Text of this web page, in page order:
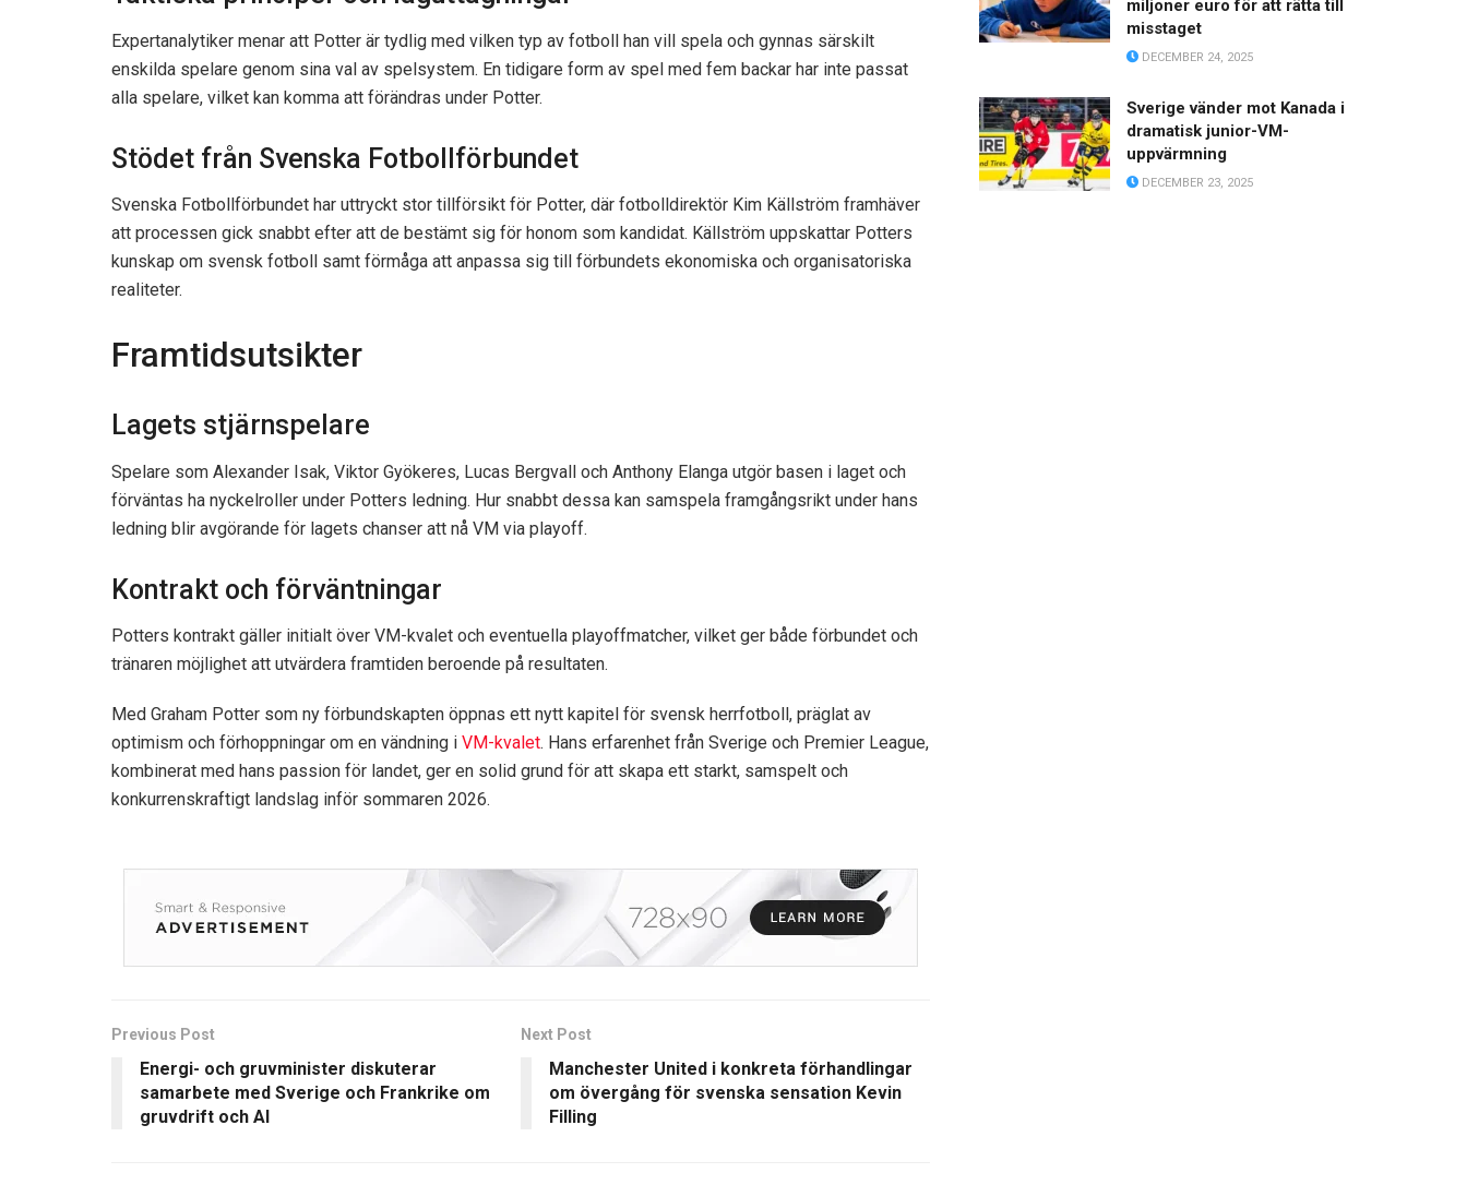
Expertanalytiker menar att Potter är tydlig med vilken typ av fotboll han vill spela och gynnas särskilt
enskilda spelare genom sina val av spelsystem. En tidigare form av spel med fem backar har inte passat
alla spelare, vilket kan komma att förändras under Potter.​
Stödet från Svenska Fotbollförbundet
Svenska Fotbollförbundet har uttryckt stor tillförsikt för Potter, där fotbolldirektör Kim Källström framhäver
att processen gick snabbt efter att de bestämt sig för honom som kandidat. Källström uppskattar Potters
kunskap om svensk fotboll samt förmåga att anpassa sig till förbundets ekonomiska och organisatoriska
realiteter.​
Framtidsutsikter
Lagets stjärnspelare
Spelare som Alexander Isak, Viktor Gyökeres, Lucas Bergvall och Anthony Elanga utgör basen i laget och
förväntas ha nyckelroller under Potters ledning. Hur snabbt dessa kan samspela framgångsrikt under hans
ledning blir avgörande för lagets chanser att nå VM via playoff.
Kontrakt och förväntningar
Potters kontrakt gäller initialt över VM-kvalet och eventuella playoffmatcher, vilket ger både förbundet och
tränaren möjlighet att utvärdera framtiden beroende på resultaten.
Med Graham Potter som ny förbundskapten öppnas ett nytt kapitel för svensk herrfotboll, präglat av
optimism och förhoppningar om en vändning i VM-kvalet. Hans erfarenhet från Sverige och Premier League,
kombinerat med hans passion för landet, ger en solid grund för att skapa ett starkt, samspelt och
konkurrenskraftigt landslag inför sommaren 2026.
Previous Post
Energi- och gruvminister diskuterar
samarbete med Sverige och Frankrike om
gruvdrift och AI
Next Post
Manchester United i konkreta förhandlingar
om övergång för svenska sensation Kevin
Filling
miljoner euro för att rätta till
misstaget
DECEMBER 24, 2025
Sverige vänder mot Kanada i
dramatisk junior-VM-
uppvärmning
DECEMBER 23, 2025